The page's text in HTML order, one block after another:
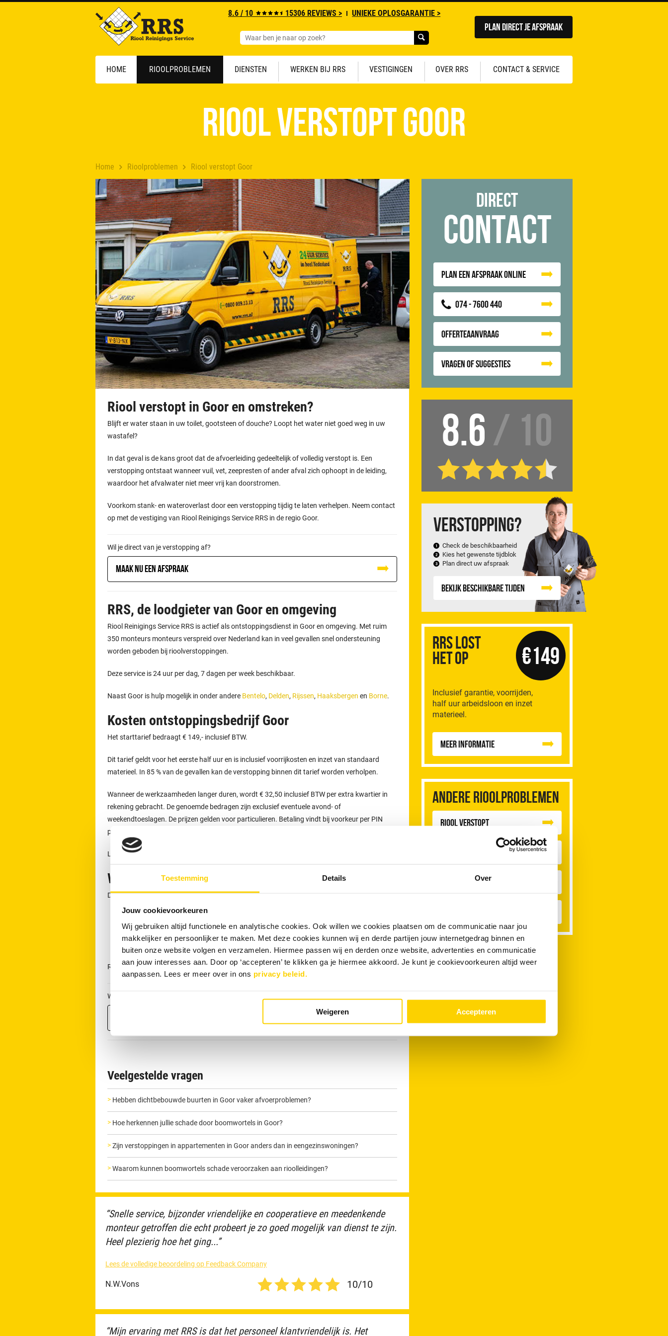
Toestemming Details Over
Jouw cookievoorkeuren
Wij gebruiken altijd functionele en analytische cookies. Ook willen we cookies plaatsen om de communicatie naar jou
makkelijker en persoonlijker te maken. Met deze cookies kunnen wij en derde partijen jouw internetgedrag binnen en
buiten onze website volgen en verzamelen. Hiermee passen wij en derden onze website, advertenties en communicatie
aan jouw interesses aan. Door op ‘accepteren’ te klikken ga je hiermee akkoord. Je kunt je cookievoorkeuren altijd weer
aanpassen. Lees er meer over in ons privacy beleid.
Weigeren Accepteren
8.6 / 10 15306 REVIEWS > UNIEKE OPLOSGARANTIE >
Plan direct je afspraak
HOME RIOOLPROBLEMEN DIENSTEN WERKEN BIJ RRS VESTIGINGEN OVER RRS CONTACT & SERVICE
Home Rioolproblemen Riool verstopt Goor
Riool verstopt Goor
Riool verstopt in Goor en omstreken?
Blijft er water staan in uw toilet, gootsteen of douche? Loopt het water niet goed weg in uw
wastafel?
In dat geval is de kans groot dat de afvoerleiding gedeeltelijk of volledig verstopt is. Een
verstopping ontstaat wanneer vuil, vet, zeepresten of ander afval zich ophoopt in de leiding,
waardoor het afvalwater niet meer vrij kan doorstromen.
Voorkom stank- en wateroverlast door een verstopping tijdig te laten verhelpen. Neem contact
op met de vestiging van Riool Reinigings Service RRS in de regio Goor.
Wil je direct van je verstopping af?
Maak nu een afspraak
RRS, de loodgieter van Goor en omgeving
Riool Reinigings Service RRS is actief als ontstoppingsdienst in Goor en omgeving. Met ruim
350 monteurs monteurs verspreid over Nederland kan in veel gevallen snel ondersteuning
worden geboden bij rioolverstoppingen.
Deze service is 24 uur per dag, 7 dagen per week beschikbaar.
Naast Goor is hulp mogelijk in onder andere Bentelo, Delden, Rijssen, Haaksbergen en Borne.
Kosten ontstoppingsbedrijf Goor
Het starttarief bedraagt € 149,- inclusief BTW.
Dit tarief geldt voor het eerste half uur en is inclusief voorrijkosten en inzet van standaard
materieel. In 85 % van de gevallen kan de verstopping binnen dit tarief worden verholpen.
Wanneer de werkzaamheden langer duren, wordt € 32,50 inclusief BTW per extra kwartier in
rekening gebracht. De genoemde bedragen zijn exclusief eventuele avond- of
weekendtoeslagen. De prijzen gelden voor particulieren. Betaling vindt bij voorkeur per PIN
plaats.
Lees meer over
Wanneer direct contact opnemen?
Direct contact is aan te raden wanneer:
Water omhoogkomt uit de afvoer
Er sprake is van aanhoudende stank
RRS is 24 uur per dag bereikbaar via074 - 7600 440voor rioolproblemen in Goor en omgeving
Wil je direct van je verstopping af?
Veelgestelde vragen
Hebben dichtbebouwde buurten in Goor vaker afvoerproblemen?
Hoe herkennen jullie schade door boomwortels in Goor?
Zijn verstoppingen in appartementen in Goor anders dan in eengezinswoningen?
Waarom kunnen boomwortels schade veroorzaken aan rioolleidingen?
“Snelle service, bijzonder vriendelijke en cooperatieve en meedenkende
monteur getroffen die echt probeert je zo goed mogelijk van dienst te zijn.
Heel plezierig hoe het ging...”
Lees de volledige beoordeling op Feedback Company
N.W.Vons 10/10
“Mijn ervaring met RRS is dat het personeel klantvriendelijk is. Het
Direct
Contact
Plan een afspraak online
074 - 7600 440
Offerteaanvraag
Vragen of suggesties
8.6 / 10
Verstopping?
Check de beschikbaarheid
Kies het gewenste tijdblok
Plan direct uw afspraak
Bekijk beschikbare tijden
RRS Lost
het op
Inclusief garantie, voorrijden,
half uur arbeidsloon en inzet
materieel.
€149
Meer informatie
Andere rioolproblemen
Riool Verstopt
Keuken Gootsteen Verstopt
Douche Verstopt